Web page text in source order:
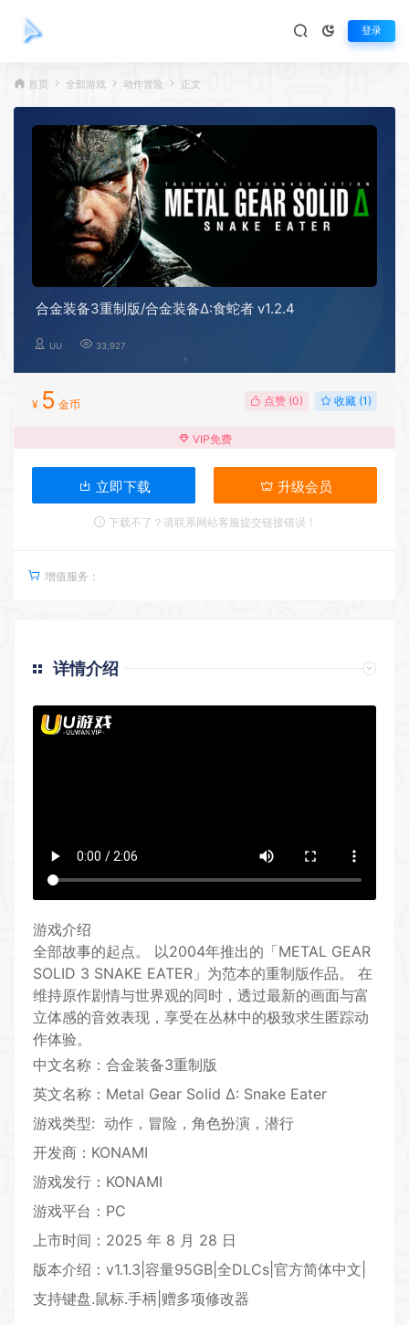
登录
首页 全部游戏 动作冒险 正文
合金装备3重制版/合金装备Δ:食蛇者 v1.2.4
UU 33,927
¥ 5 金币 点赞 (0) 收藏 (1)
VIP免费
立即下载 升级会员
下载不了？请联系网站客服提交链接错误！
增值服务：
详情介绍
游戏介绍
全部故事的起点。 以2004年推出的「METAL GEAR
SOLID 3 SNAKE EATER」为范本的重制版作品。 在
维持原作剧情与世界观的同时，透过最新的画面与富
立体感的音效表现，享受在丛林中的极致求生匿踪动
作体验。
中文名称：合金装备3重制版
英文名称：Metal Gear Solid Δ: Snake Eater
游戏类型: 动作， 冒险 ， 角色扮演 ， 潜行
开发商：KONAMI
游戏发行：KONAMI
游戏平台：PC
上市时间：2025 年 8 月 28 日
版本介绍：v1.1.3|容量95GB|全DLCs|官方简体中文|
支持键盘.鼠标.手柄|赠多项修改器